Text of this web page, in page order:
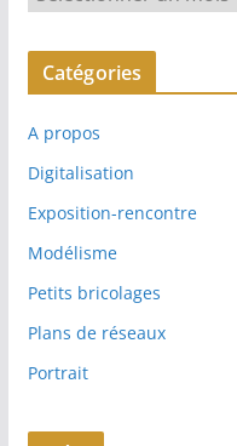
r
c
v
e
s
Catégories
A propos
Digitalisation
Exposition-rencontre
Modélisme
Petits bricolages
Plans de réseaux
Portrait